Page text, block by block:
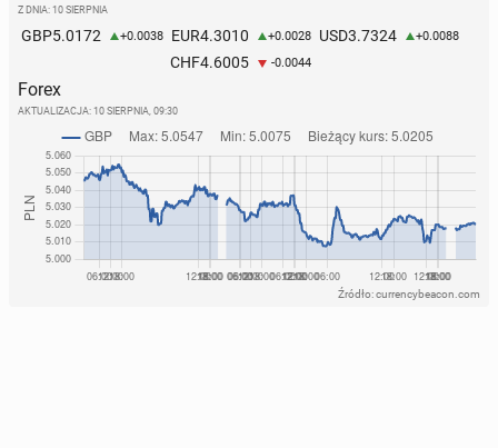
Z DNIA: 10 SIERPNIA
GBP5.0172 +0.0038 EUR4.3010 +0.0028 USD3.7324 +0.0088
CHF4.6005 -0.0044
Forex
AKTUALIZACJA: 10 SIERPNIA, 09:30
Źródło: currencybeacon.com